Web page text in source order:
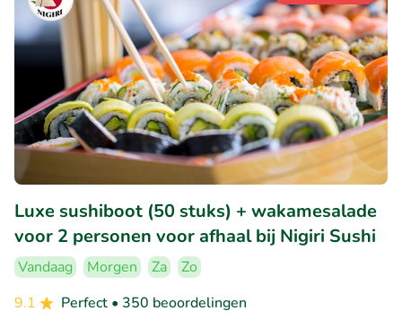
Luxe sushiboot (50 stuks) + wakamesalade
voor 2 personen voor afhaal bij Nigiri Sushi
Vandaag Morgen Za
Zo
9.1
Perfect • 350 beoordelingen